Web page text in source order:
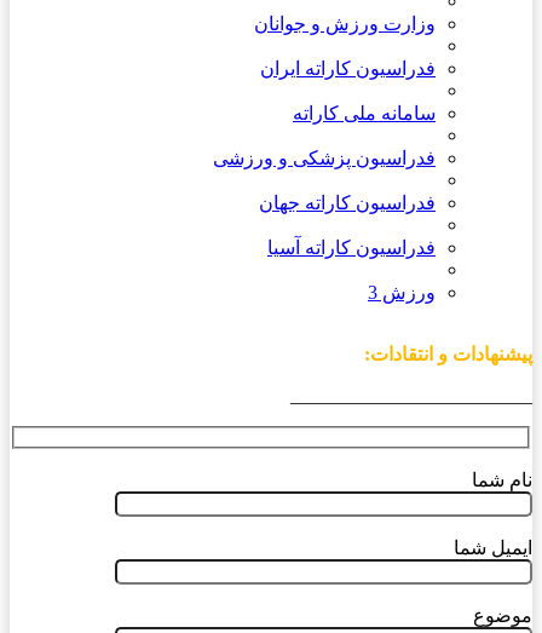
وزارت ورزش و جوانان
فدراسیون کاراته ایران
سامانه ملی کاراته
فدراسیون پزشکی و ورزشی
فدراسیون کاراته جهان
فدراسیون کاراته آسیا
ورزش 3
پیشنهادات و انتقادات:
نام شما
ایمیل شما
موضوع